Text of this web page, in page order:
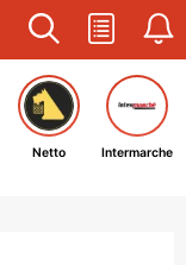
Netto Intermarche